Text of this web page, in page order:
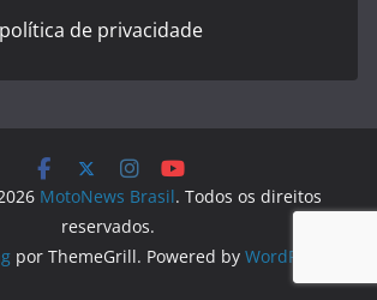
de privacidade
MotoNews Brasil. Todos os direitos
reservados.
por ThemeGrill. Powered by WordPress